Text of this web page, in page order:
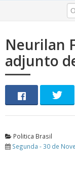
Neurilan
adjunto
Politica Brasil
Segunda - 30 de